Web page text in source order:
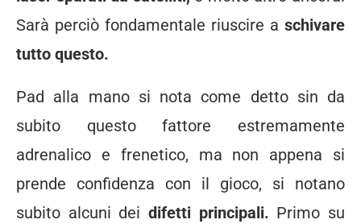
Sarà perciò fondamentale riuscire a schivare
tutto questo.
Pad alla mano si nota come detto sin da
subito questo fattore estremamente
adrenalico e frenetico, ma non appena si
prende confidenza con il gioco, si notano
subito alcuni dei difetti principali. Primo su